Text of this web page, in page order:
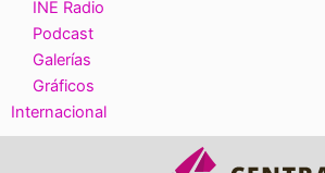
INE Radio
Podcast
Galerías
Gráficos
Internacional